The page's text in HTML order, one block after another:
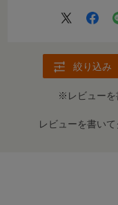
絞り込み
※レビューを
レビューを書い